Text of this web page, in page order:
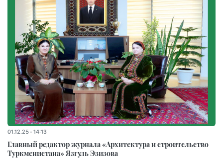
01.12.25 - 14:13
Главный редактор журнала «Архитектура и строительство
Туркменистана» Язгуль Эзизова